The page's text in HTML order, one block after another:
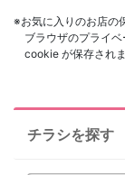
※お気に入りのお店の
ブラウザのプライ
cookie が保存され
チラシを探す